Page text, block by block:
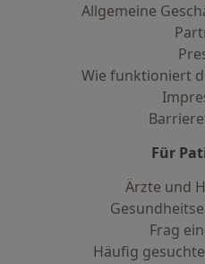
Allgemeine
Wie funktioniert
Für
Ärzte und
Frag
Häufig